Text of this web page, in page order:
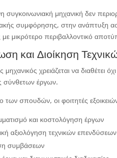
συγκοινωνιακή μηχανική δεν
συμφόρησης, στην ανάπτυξη
μικρότερο περιβαλλοντικό
και Διοίκηση
μηχανικός χρειάζεται να διαθέτει
σύνθετων έργων.
των σπουδών, οι φοιτητές
και κοστολόγηση έργων
αξιολόγηση τεχνικών επενδύσεων
συμβάσεων